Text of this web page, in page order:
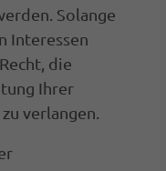
Solange
Interessen
die
Ihrer
verlangen.